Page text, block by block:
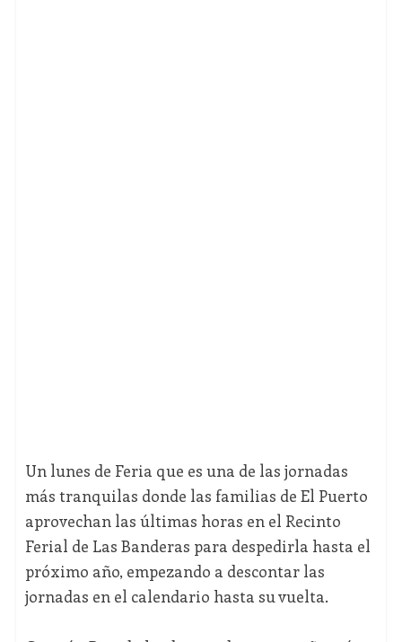
Un lunes de Feria que es una de las jornadas
más tranquilas donde las familias de El Puerto
aprovechan las últimas horas en el Recinto
Ferial de Las Banderas para despedirla hasta el
próximo año, empezando a descontar las
jornadas en el calendario hasta su vuelta.